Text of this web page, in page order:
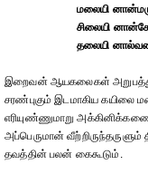
மலையி
சிலையி
தலையி
இறைவன் ஆயகலைகள்
சரண்புகும் இடமாகிய கயிலை
எரியுண்ணுமாறு
அப்பெருமான்
தவத்தின் பலன் கைகூடும்.